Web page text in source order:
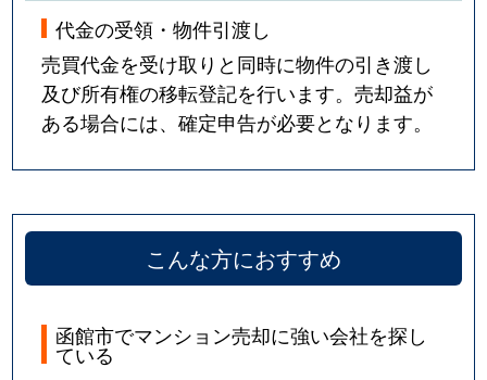
代金の受領・物件引渡し
売買代金を受け取りと同時に物件の引き渡し
及び所有権の移転登記を行います。売却益が
ある場合には、確定申告が必要となります。
こんな方におすすめ
函館市でマンション売却に強い会社を探し
ている